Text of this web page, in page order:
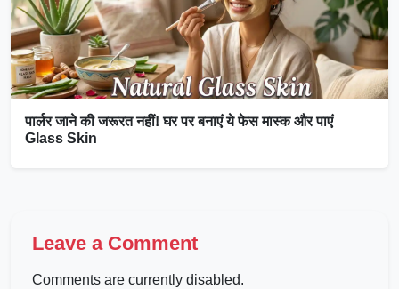
पार्लर जाने की जरूरत नहीं! घर पर बनाएं ये फेस मास्क और पाएं
Glass Skin
Leave a Comment
Comments are currently disabled.